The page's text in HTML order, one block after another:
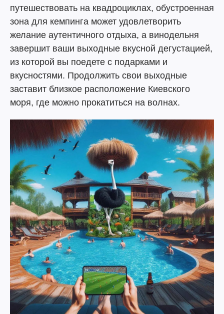
путешествовать на квадроциклах, обустроенная
зона для кемпинга может удовлетворить
желание аутентичного отдыха, а винодельня
завершит ваши выходные вкусной дегустацией,
из которой вы поедете с подарками и
вкусностями. Продолжить свои выходные
заставит близкое расположение Киевского
моря, где можно прокатиться на волнах.